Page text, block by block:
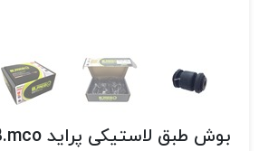
بوش طبق لاستیکی پراید B.mco